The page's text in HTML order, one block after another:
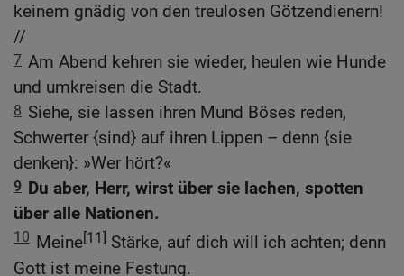
keinem gnädig von den treulosen Götzendienern!
//
7 Am Abend kehren sie wieder, heulen wie Hunde
und umkreisen die Stadt.
8 Siehe, sie lassen ihren Mund Böses reden,
Schwerter {sind} auf ihren Lippen – denn {sie
denken}: »Wer hört?«
9 Du aber, Herr, wirst über sie lachen, spotten
über alle Nationen.
10 Meine[11] Stärke, auf dich will ich achten; denn
Gott ist meine Festung.